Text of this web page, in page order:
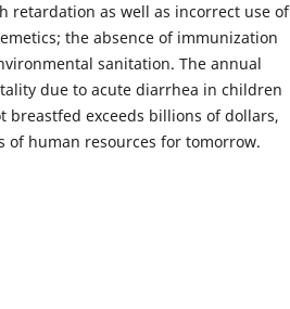
as well as incorrect use of
the absence of immunization
sanitation. The annual
due to acute diarrhea in children
breastfed exceeds billions of dollars,
human resources for tomorrow.